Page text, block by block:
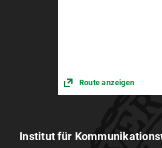
Route anzeigen
Institut für